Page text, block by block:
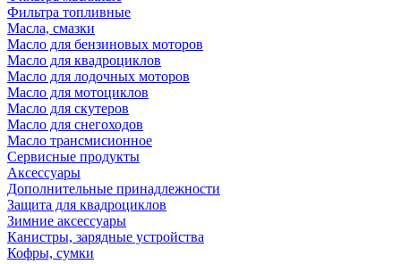
Фильтра топливные
Масла, смазки
Масло для бензиновых моторов
Масло для квадроциклов
Масло для лодочных моторов
Масло для мотоциклов
Масло для скутеров
Масло для снегоходов
Масло трансмисионное
Сервисные продукты
Аксессуары
Дополнительные принадлежности
Защита для квадроциклов
Зимние аксессуары
Канистры, зарядные устройства
Кофры, сумки